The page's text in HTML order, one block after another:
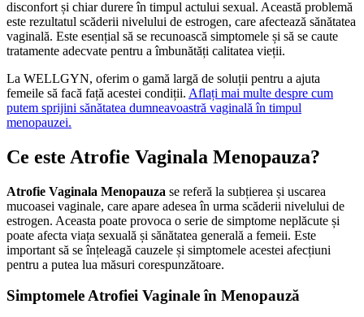
disconfort și chiar durere în timpul actului sexual. Această problemă
este rezultatul scăderii nivelului de estrogen, care afectează sănătatea
vaginală. Este esențial să se recunoască simptomele și să se caute
tratamente adecvate pentru a îmbunătăți calitatea vieții.
La WELLGYN, oferim o gamă largă de soluții pentru a ajuta
femeile să facă față acestei condiții. Aflați mai multe despre cum
putem sprijini sănătatea dumneavoastră vaginală în timpul
menopauzei.
Ce este Atrofie Vaginala Menopauza?
Atrofie Vaginala Menopauza se referă la subțierea și uscarea
mucoasei vaginale, care apare adesea în urma scăderii nivelului de
estrogen. Aceasta poate provoca o serie de simptome neplăcute și
poate afecta viața sexuală și sănătatea generală a femeii. Este
important să se înțeleagă cauzele și simptomele acestei afecțiuni
pentru a putea lua măsuri corespunzătoare.
Simptomele Atrofiei Vaginale în Menopauză